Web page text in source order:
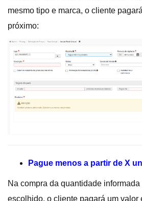
mesmo tipo e marca, o cliente
próximo:
Pague menos a partir de X
Na compra da quantidade
escolhido, o cliente pagará um valor